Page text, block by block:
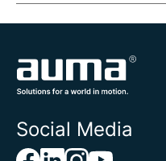
Social Media